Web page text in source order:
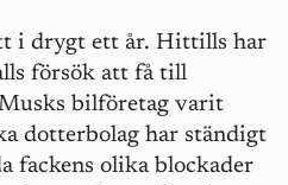
i drygt ett år. Hittills har
försök att få till
bilföretag varit
dotterbolag har ständigt
fackens olika blockader